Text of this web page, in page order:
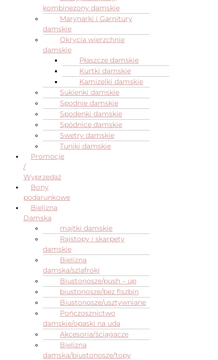
kombinezony damskie
Marynarki i Garnitury
damskie
Okrycia wierzchnie
damskie
Płaszcze damskie
Kurtki damskie
Kamizelki damskie
Sukienki damskie
Spodnie damskie
Spodenki damskie
Spódnice damskie
Swetry damskie
Tuniki damskie
Promocje
/
Wyprzedaż
Bony
podarunkowe
Bielizna
Damska
majtki damskie
Rajstopy i skarpety
damskie
Bielizna
damska/szlafroki
Biustonosze/push – up
biustonosze/bez fiszbin
Biustonosze/usztywniane
Pończosznictwo
damskie/opaski na uda
Akcesoria/ściągacze
Bielizna
damska/biustonosze/topy